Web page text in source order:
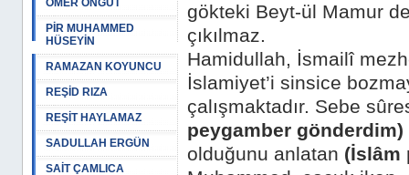
ÖMER ÖNGÜT
PİR MUHAMMED
HÜSEYİN
RAMAZAN KOYUNCU
REŞİD RIZA
REŞİT HAYLAMAZ
SADULLAH ERGÜN
SAİT ÇAMLICA
gökteki Beyt-ül Mamur
çıkılmaz.
Hamidullah, İsmailî
İslamiyet’i sinsice
çalışmaktadır. Sebe
peygamber gönderdim)
olduğunu anlatan (İslâm